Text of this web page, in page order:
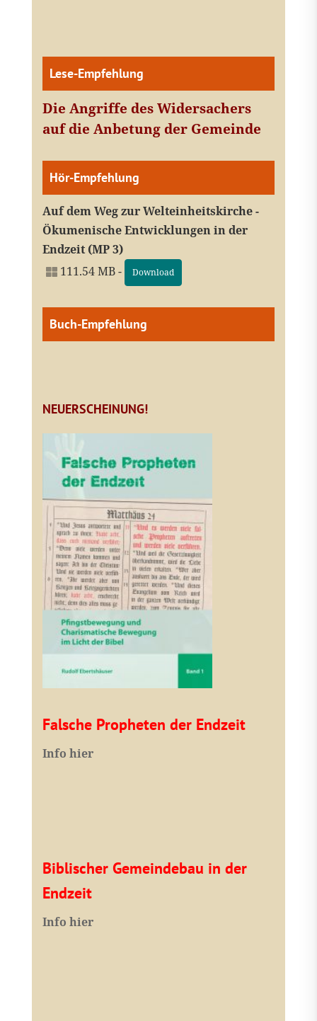
Lese-Empfehlung
Die Angriffe des Widersachers
auf die Anbetung der Gemeinde
Hör-Empfehlung
Auf dem Weg zur Welteinheitskirche -
Ökumenische Entwicklungen in der
Endzeit (MP 3)
111.54 MB -
Download
Buch-Empfehlung
NEUERSCHEINUNG!
Falsche Propheten der Endzeit
Info hier
Biblischer Gemeindebau in der
Endzeit
Info hier